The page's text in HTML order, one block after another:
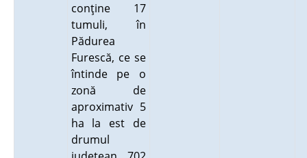
conţine 17
tumuli, în
Pădurea
Furescă, ce se
întinde pe o
zonă de
aproximativ 5
ha la est de
drumul